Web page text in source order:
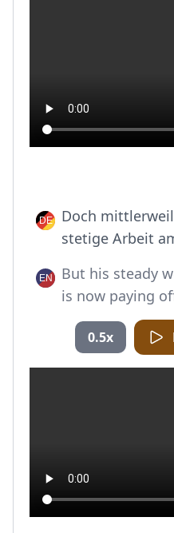
Doch
stetige Arbeit
But his steady
is now paying
0.5x